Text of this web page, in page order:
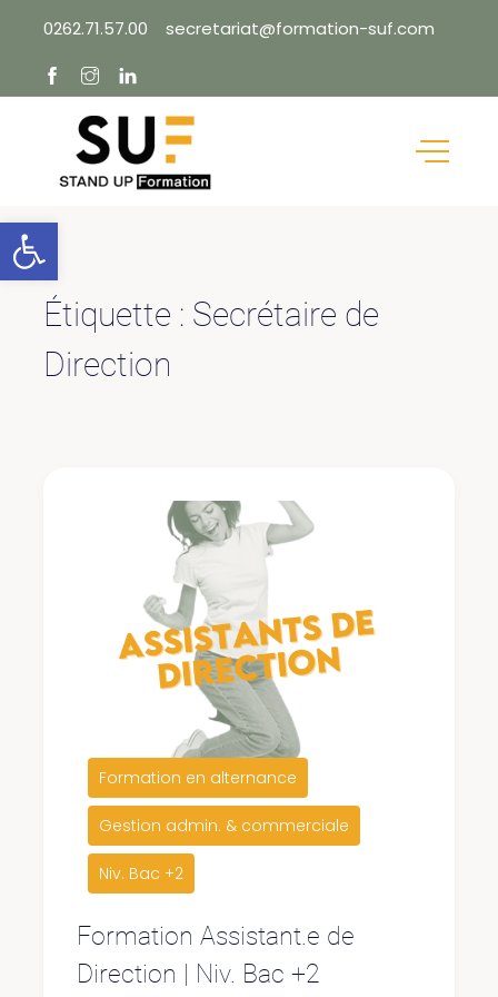
content
0262.71.57.00 secretariat@formation-suf.com
Étiquette : Secrétaire de
Direction
Formation en alternance
Gestion admin. & commerciale
Niv. Bac +2
Formation Assistant.e de
Direction | Niv. Bac +2
Ouvrir la barre d’outils